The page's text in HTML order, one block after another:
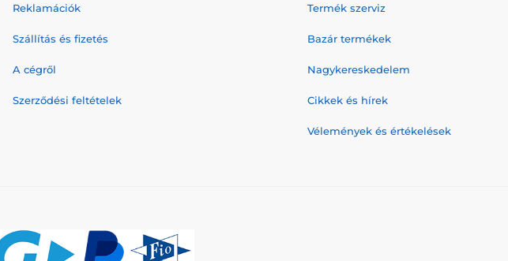
Reklamációk
Szállítás és fizetés
A cégről
Szerződési feltételek
Termék szerviz
Bazár termékek
Nagykereskedelem
Cikkek és hírek
Vélemények és értékelések